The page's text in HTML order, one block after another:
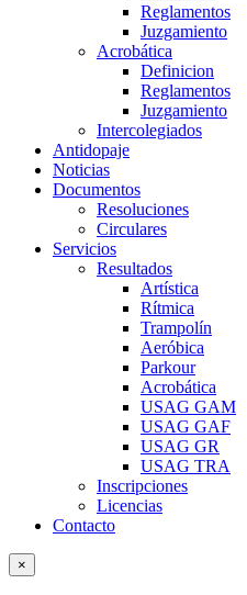
Reglamentos
Juzgamiento
Acrobática
Definicion
Reglamentos
Juzgamiento
Intercolegiados
Antidopaje
Noticias
Documentos
Resoluciones
Circulares
Servicios
Resultados
Artística
Rítmica
Trampolín
Aeróbica
Parkour
Acrobática
USAG GAM
USAG GAF
USAG GR
USAG TRA
Inscripciones
Licencias
Contacto
×